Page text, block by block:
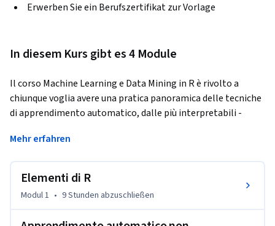
Erwerben Sie ein Berufszertifikat zur Vorlage
In diesem Kurs gibt es 4 Module
Il corso Machine Learning e Data Mining in R è rivolto a
chiunque voglia avere una pratica panoramica delle tecniche
di apprendimento automatico, dalle più interpretabili -
dei gruppi - a quelle più flessibili come le reti neurali
problematiche di analisi e modellazione di dati e problemi
knowledge transfer.
La modalità di erogazione del corso è di tipo learning by
Mehr erfahren
Elementi di R
Modul 1 • 9 Stunden abzuschließen